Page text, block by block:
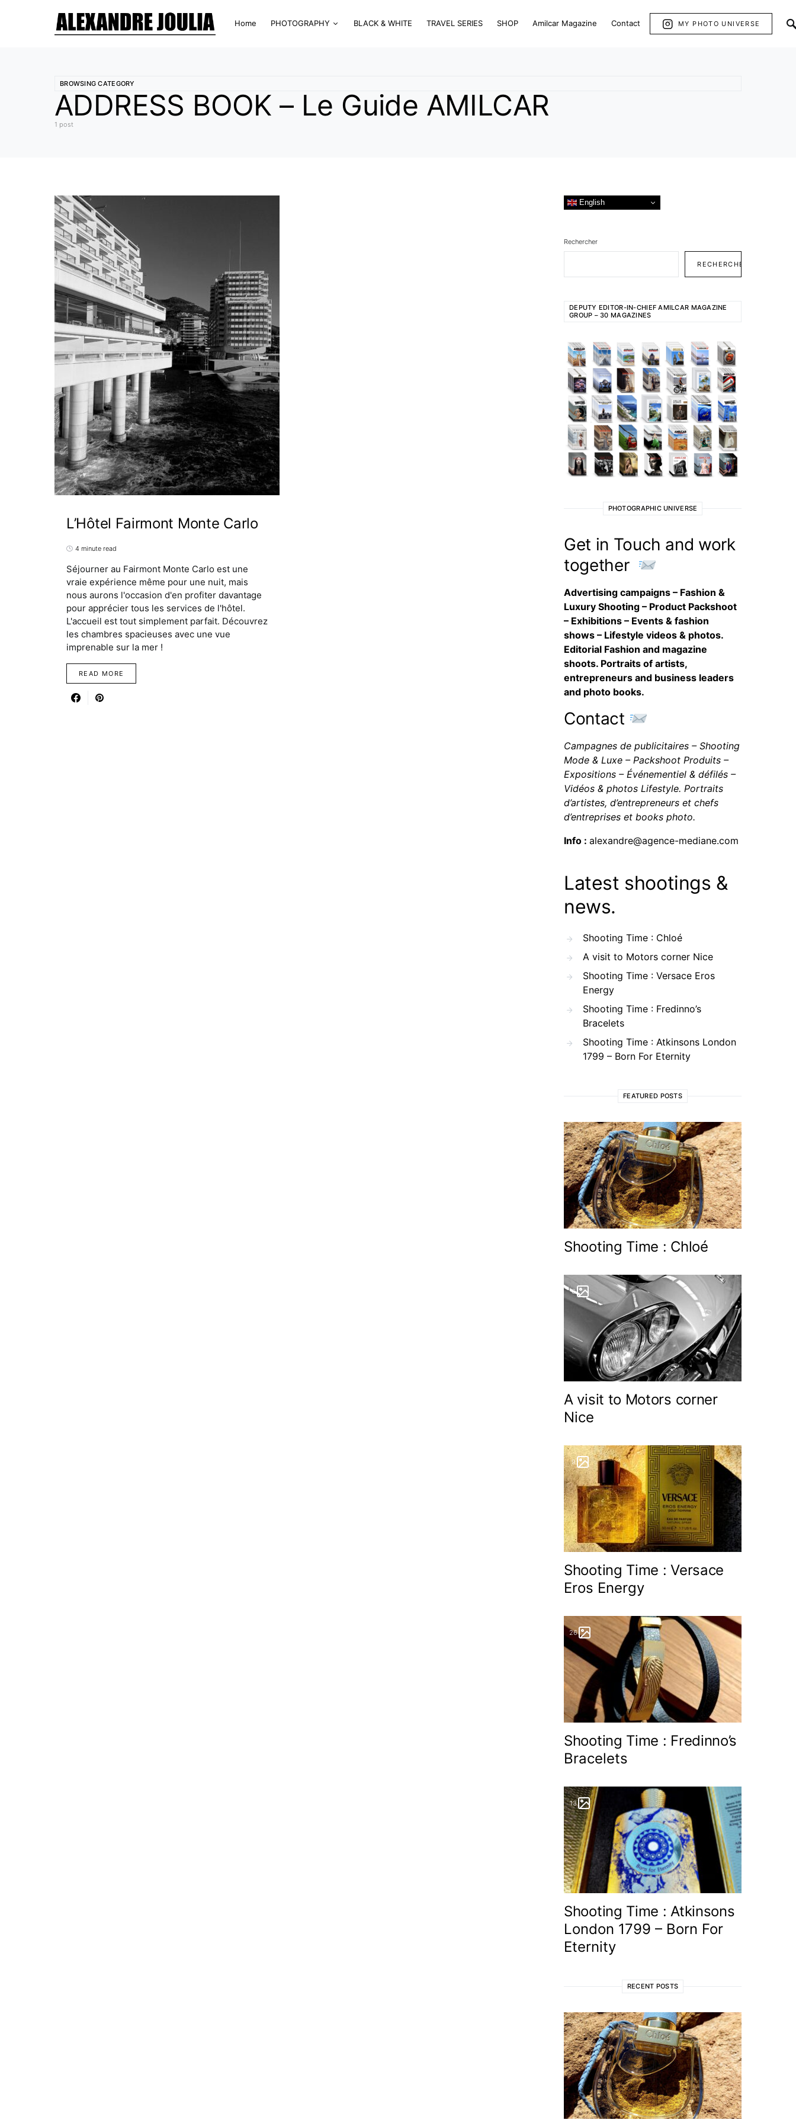
Home PHOTOGRAPHY BLACK & WHITE TRAVEL SERIES SHOP Amilcar Magazine Contact MY PHOTO UNIVERSE
BROWSING CATEGORY
ADDRESS BOOK – Le Guide AMILCAR
1 post
L’Hôtel Fairmont Monte Carlo
4 minute read
Séjourner au Fairmont Monte Carlo est une
vraie expérience même pour une nuit, mais
nous aurons l'occasion d'en profiter davantage
pour apprécier tous les services de l'hôtel.
L'accueil est tout simplement parfait. Découvrez
les chambres spacieuses avec une vue
imprenable sur la mer !
READ MORE
English
Rechercher
RECHERCHER
DEPUTY EDITOR-IN-CHIEF AMILCAR MAGAZINE
GROUP – 30 MAGAZINES
PHOTOGRAPHIC UNIVERSE
Get in Touch and work
together
Advertising campaigns – Fashion &
Luxury Shooting – Product Packshoot
– Exhibitions – Events & fashion
shows – Lifestyle videos & photos.
Editorial Fashion and magazine
shoots. Portraits of artists,
entrepreneurs and business leaders
and photo books.
Contact
Campagnes de publicitaires – Shooting
Mode & Luxe – Packshoot Produits –
Expositions – Événementiel & défilés –
Vidéos & photos Lifestyle. Portraits
d’artistes, d’entrepreneurs et chefs
d’entreprises et books photo.
Info : alexandre@agence-mediane.com
Latest shootings &
news.
Shooting Time : Chloé
A visit to Motors corner Nice
Shooting Time : Versace Eros
Energy
Shooting Time : Fredinno’s
Bracelets
Shooting Time : Atkinsons London
1799 – Born For Eternity
FEATURED POSTS
Shooting Time : Chloé
6
A visit to Motors corner
Nice
9
Shooting Time : Versace
Eros Energy
26
Shooting Time : Fredinno’s
Bracelets
13
Shooting Time : Atkinsons
London 1799 – Born For
Eternity
RECENT POSTS